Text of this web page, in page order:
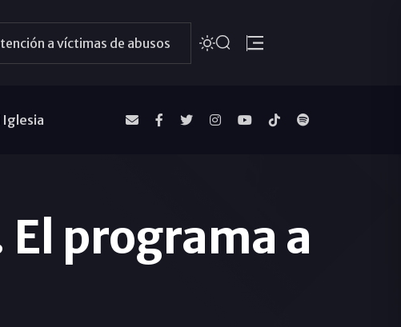
a víctimas de abusos
Iglesia
programa a